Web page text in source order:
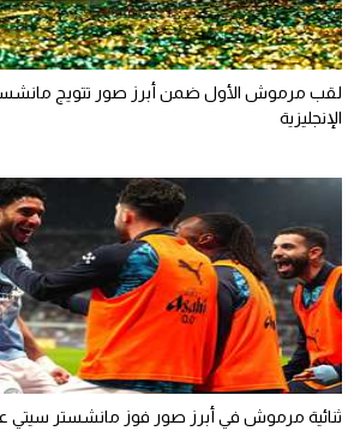
لقب مرموش الأول ضمن أبرز صور تتويج
الإنجليزية
ثنائية مرموش في أبرز صور فوز مانشستر سيتي